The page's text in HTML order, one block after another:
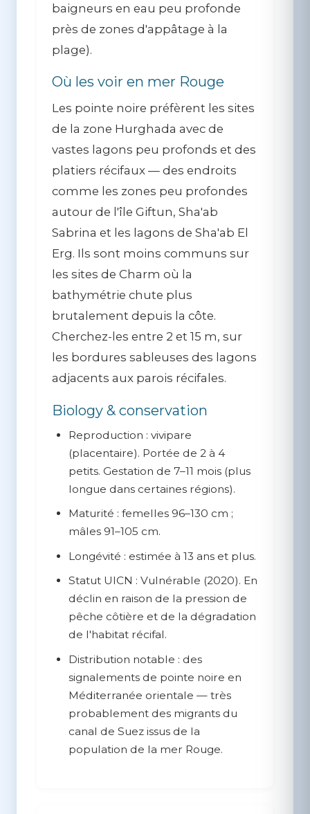
baigneurs en eau peu profonde
près de zones d'appâtage à la
plage).
Où les voir en mer Rouge
Les pointe noire préfèrent les sites
de la zone Hurghada avec de
vastes lagons peu profonds et des
platiers récifaux — des endroits
comme les zones peu profondes
autour de l'île Giftun, Sha'ab
Sabrina et les lagons de Sha'ab El
Erg. Ils sont moins communs sur
les sites de Charm où la
bathymétrie chute plus
brutalement depuis la côte.
Cherchez-les entre 2 et 15 m, sur
les bordures sableuses des lagons
adjacents aux parois récifales.
Biology & conservation
Reproduction : vivipare
(placentaire). Portée de 2 à 4
petits. Gestation de 7–11 mois (plus
longue dans certaines régions).
Maturité : femelles 96–130 cm ;
mâles 91–105 cm.
Longévité : estimée à 13 ans et plus.
Statut UICN : Vulnérable (2020). En
déclin en raison de la pression de
pêche côtière et de la dégradation
de l'habitat récifal.
Distribution notable : des
signalements de pointe noire en
Méditerranée orientale — très
probablement des migrants du
canal de Suez issus de la
population de la mer Rouge.